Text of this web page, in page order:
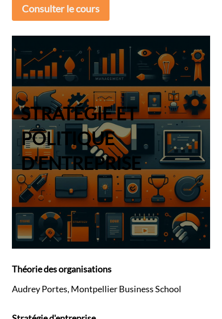
Consulter le cours
STRATÉGIE ET
POLITIQUE
D'ENTREPRISE
Théorie des organisations
Audrey Portes, Montpellier Business School